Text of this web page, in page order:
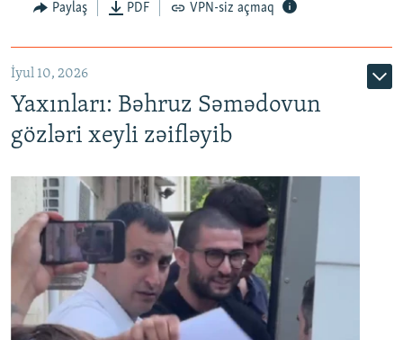
Paylaş PDF VPN-siz açmaq
İyul 10, 2026
Yaxınları: Bəhruz Səmədovun
gözləri xeyli zəifləyib